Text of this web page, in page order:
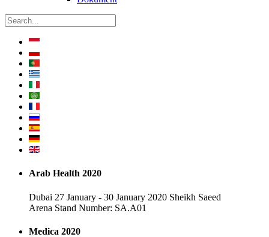
Arab Health 2020
Dubai 27 January - 30 January 2020 Sheikh Saeed
Arena Stand Number: SA.A01
Medica 2020